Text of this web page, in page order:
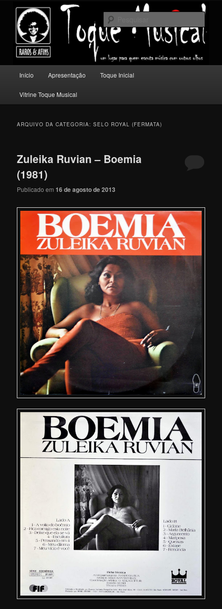
conteúdo
principal
conteúdo
secundário
Toque Musical
Um lugar para quem escuta música com outros olhos.
principal
Início Apresentação Toque Inicial
Vitrine Toque Musical
ARQUIVO DA CATEGORIA:SELO ROYAL (FERMATA)
Zuleika Ruvian – Boemia
(1981)
Publicado em16 de agosto de 2013